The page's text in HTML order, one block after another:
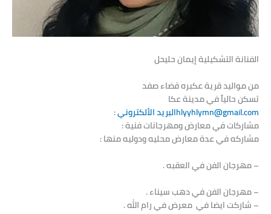
الفنانةالتشكيليةإيمانحليحل
من مواليد قرية عكبره قضاء صفد
تسكن حالياً في مدينة عكا
hlyyhlymn@gmail.comالبريد الألكتروني
:
مشاركات في معارضومهرجانات فنية :
مشاركه في عدة معارض محليه ودوليه منها :
– مهرجان الفن في العقبه .
– مهرجان الفن في دهب سيناء .
– شاركت ايضا في معرض في رام الله .